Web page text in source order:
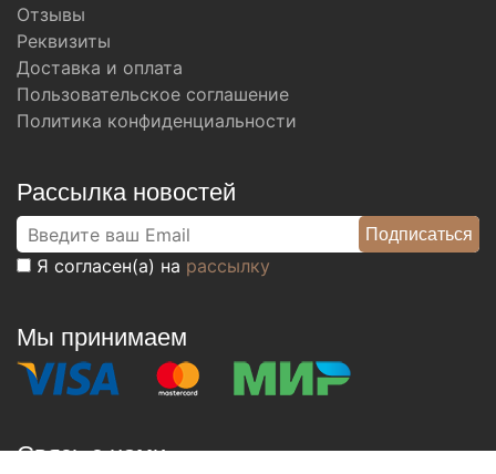
Отзывы
Реквизиты
Доставка и оплата
Пользовательское соглашение
Политика конфиденциальности
Рассылка новостей
Я согласен(а) на рассылку
Мы принимаем
Связь с нами